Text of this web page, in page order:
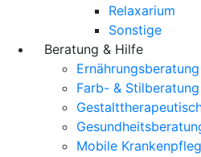
Relaxarium
Sonstige
Beratung & Hilfe
Ernährungsberatung
Farb- & Stilberatung
Mobile